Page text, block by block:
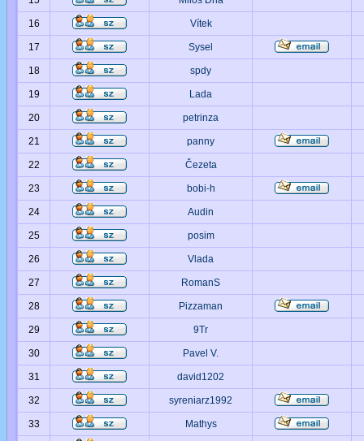
16 Vítek
17 Sysel
18 spdy
19 Lada
20 petrinza
21 panny
22 Čezeta
23 bobi-h
24 Audin
25 posim
26 Vlada
27 RomanS
28 Pizzaman
29 9Tr
30 Pavel V.
31 david1202
32 syreniarz1992
33 Mathys